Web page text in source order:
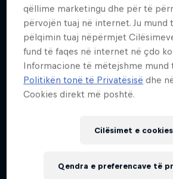
qëllime marketingu dhe për të
përvojën tuaj në internet. Ju mund
pëlqimin tuaj nëpërmjet
fund të faqes në internet në çdo
Informacione të mëtejshme mund
Politikën tonë të Privatësisë dhe
Cookies direkt më poshtë.
Cilësimet e cookies
Qendra e preferencave të